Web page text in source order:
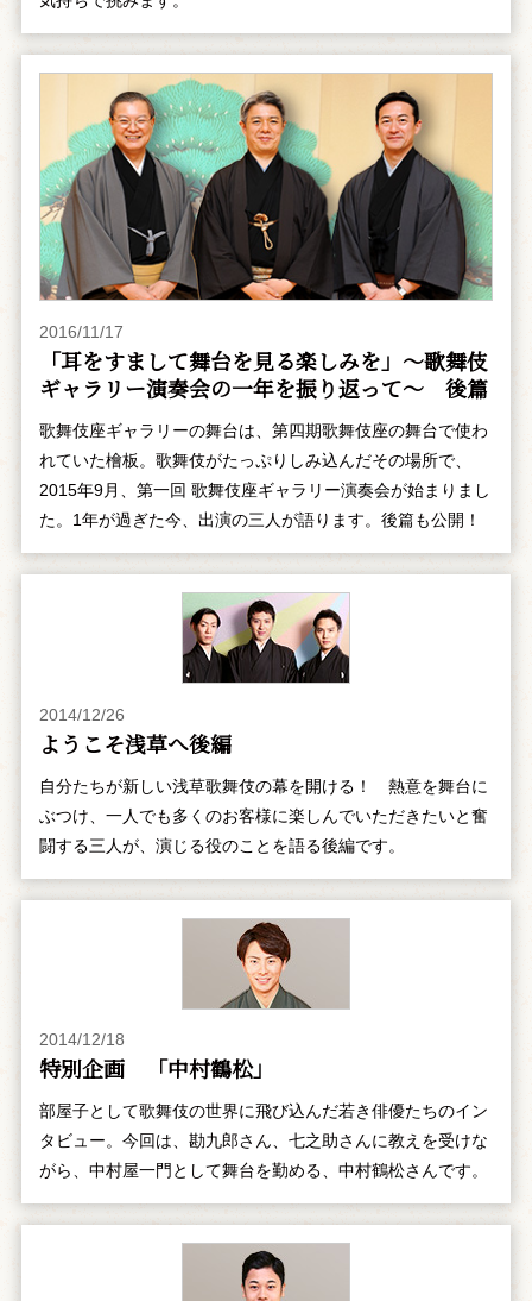
2016/11/17
「耳をすまして舞台を見る楽しみを」～歌舞伎
ギャラリー演奏会の一年を振り返って～ 後篇
歌舞伎座ギャラリーの舞台は、第四期歌舞伎座の舞台で使わ
れていた檜板。歌舞伎がたっぷりしみ込んだその場所で、
2015年9月、第一回 歌舞伎座ギャラリー演奏会が始まりまし
た。1年が過ぎた今、出演の三人が語ります。後篇も公開！
2014/12/26
ようこそ浅草へ――後編
自分たちが新しい浅草歌舞伎の幕を開ける！ 熱意を舞台に
ぶつけ、一人でも多くのお客様に楽しんでいただきたいと奮
闘する三人が、演じる役のことを語る後編です。
2014/12/18
特別企画 「中村鶴松」
部屋子として歌舞伎の世界に飛び込んだ若き俳優たちのイン
タビュー。今回は、勘九郎さん、七之助さんに教えを受けな
がら、中村屋一門として舞台を勤める、中村鶴松さんです。